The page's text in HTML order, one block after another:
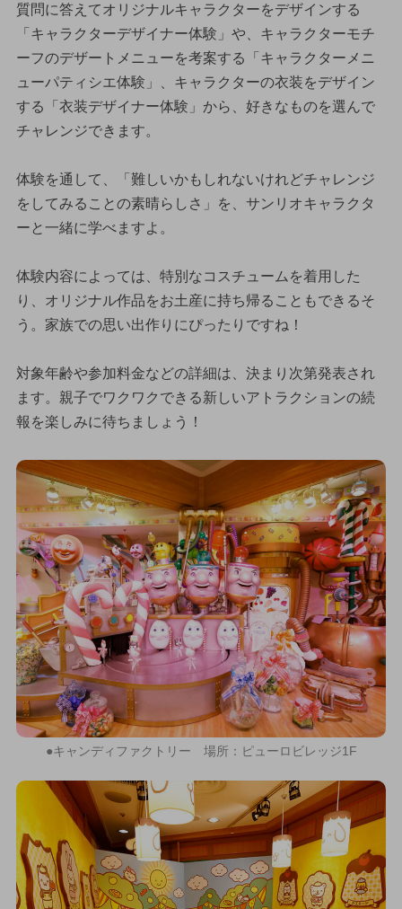
質問に答えてオリジナルキャラクターをデザインする
「キャラクターデザイナー体験」や、キャラクターモチ
ーフのデザートメニューを考案する「キャラクターメニ
ューパティシエ体験」、キャラクターの衣装をデザイン
する「衣装デザイナー体験」から、好きなものを選んで
チャレンジできます。
体験を通して、「難しいかもしれないけれどチャレンジ
をしてみることの素晴らしさ」を、サンリオキャラクタ
ーと一緒に学べますよ。
体験内容によっては、特別なコスチュームを着用した
り、オリジナル作品をお土産に持ち帰ることもできるそ
う。家族での思い出作りにぴったりですね！
対象年齢や参加料金などの詳細は、決まり次第発表され
ます。親子でワクワクできる新しいアトラクションの続
報を楽しみに待ちましょう！
●キャンディファクトリー 場所：ピューロビレッジ1F